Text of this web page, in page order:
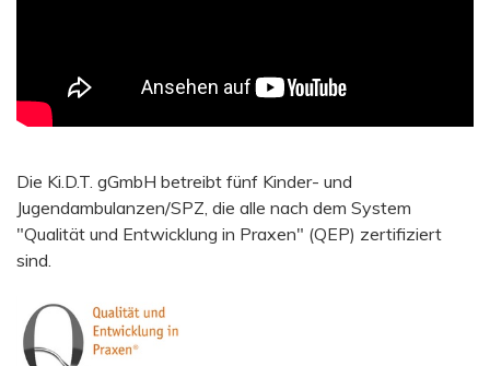
Die Ki.D.T. gGmbH betreibt fünf Kinder- und
Jugendambulanzen/SPZ, die alle nach dem System
"Qualität und Entwicklung in Praxen" (QEP) zertifiziert
sind.